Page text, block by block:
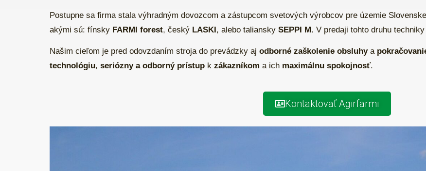
Postupne sa firma stala výhradným dovozcom a zástupcom svetových výrobcov pre územie
akými sú: fínsky FARMI forest, český LASKI, alebo taliansky SEPPI M. V predaji tohto druhu
Našim cieľom je pred odovzdaním stroja do prevádzky aj odborné zaškolenie obsluhya
technológiu, seriózny a odborný prístup k zákazníkom a ich maximálnu spokojnosť.
Kontaktovať Agirfarmi